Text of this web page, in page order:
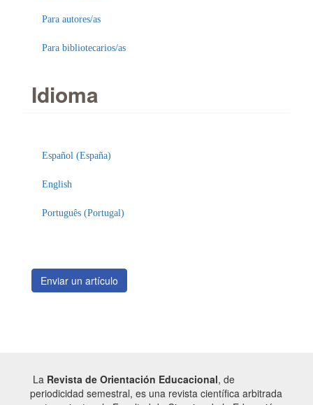
Para autores/as
Para bibliotecarios/as
Idioma
Español (España)
English
Português (Portugal)
un
artículo
Enviar un artículo
La Revista de Orientación Educacional, de
periodicidad semestral, es una revista científica arbitrada